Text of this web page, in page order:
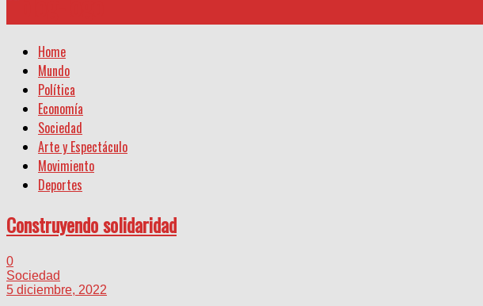
Home
Mundo
Política
Economía
Sociedad
Arte y Espectáculo
Movimiento
Deportes
Construyendo solidaridad
0
Sociedad
5 diciembre, 2022